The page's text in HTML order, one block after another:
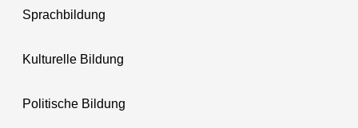
Sprachbildung
Kulturelle Bildung
Politische Bildung